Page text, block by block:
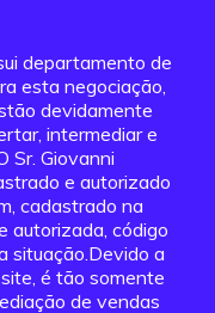
departamento de
esta negociação,
devidamente
intermediar e
Sr. Giovanni
e autorizado
cadastrado na
autorizada, código
situação.Devido a
é tão somente
de vendas